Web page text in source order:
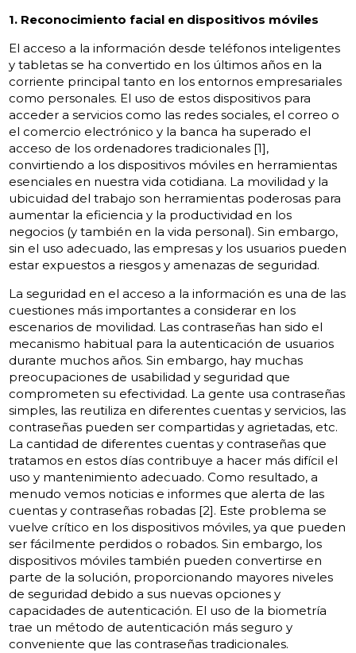
1. Reconocimiento facial en dispositivos móviles
El acceso a la información desde teléfonos inteligentes
y tabletas se ha convertido en los últimos años en la
corriente principal tanto en los entornos empresariales
como personales. El uso de estos dispositivos para
acceder a servicios como las redes sociales, el correo o
el comercio electrónico y la banca ha superado el
acceso de los ordenadores tradicionales [1],
convirtiendo a los dispositivos móviles en herramientas
esenciales en nuestra vida cotidiana. La movilidad y la
ubicuidad del trabajo son herramientas poderosas para
aumentar la eficiencia y la productividad en los
negocios (y también en la vida personal). Sin embargo,
sin el uso adecuado, las empresas y los usuarios pueden
estar expuestos a riesgos y amenazas de seguridad.
La seguridad en el acceso a la información es una de las
cuestiones más importantes a considerar en los
escenarios de movilidad. Las contraseñas han sido el
mecanismo habitual para la autenticación de usuarios
durante muchos años. Sin embargo, hay muchas
preocupaciones de usabilidad y seguridad que
comprometen su efectividad. La gente usa contraseñas
simples, las reutiliza en diferentes cuentas y servicios, las
contraseñas pueden ser compartidas y agrietadas, etc.
La cantidad de diferentes cuentas y contraseñas que
tratamos en estos días contribuye a hacer más difícil el
uso y mantenimiento adecuado. Como resultado, a
menudo vemos noticias e informes que alerta de las
cuentas y contraseñas robadas [2]. Este problema se
vuelve crítico en los dispositivos móviles, ya que pueden
ser fácilmente perdidos o robados. Sin embargo, los
dispositivos móviles también pueden convertirse en
parte de la solución, proporcionando mayores niveles
de seguridad debido a sus nuevas opciones y
capacidades de autenticación. El uso de la biometría
trae un método de autenticación más seguro y
conveniente que las contraseñas tradicionales.